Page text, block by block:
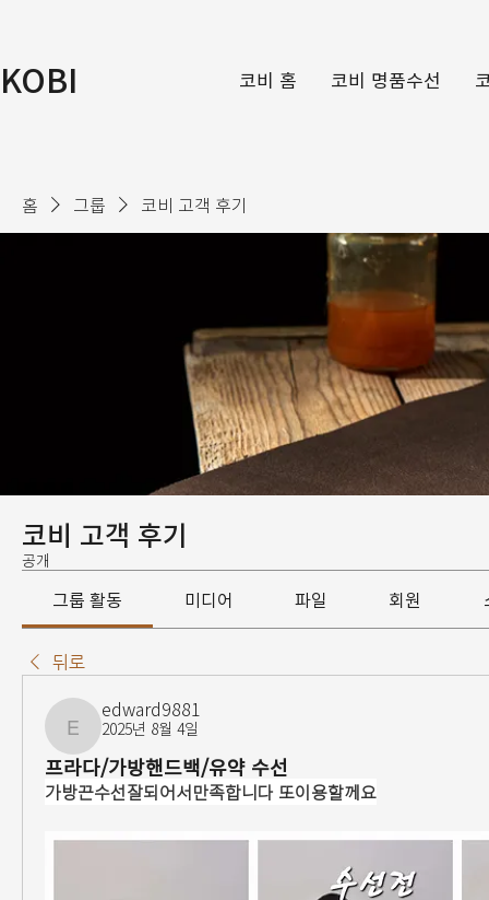
KOBI 코비 홈 코비 명품수선
홈 그룹 코비 고객 후기
코비 고객 후기
공개
그룹 활동 미디어 파일 회원
뒤로
edward9881
edward9881
2025년 8월 4일
프라다/가방핸드백/유약 수선
가방끈수선잘되어서만족합니다 또이용할께요